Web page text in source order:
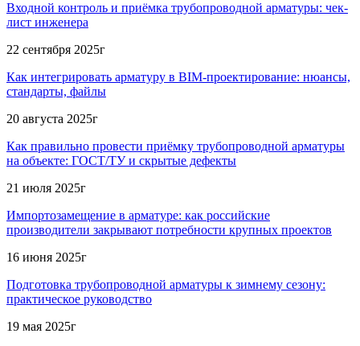
Входной контроль и приёмка трубопроводной арматуры: чек-
лист инженера
22 сентября 2025г
Как интегрировать арматуру в BIM-проектирование: нюансы,
стандарты, файлы
20 августа 2025г
Как правильно провести приёмку трубопроводной арматуры
на объекте: ГОСТ/ТУ и скрытые дефекты
21 июля 2025г
Импортозамещение в арматуре: как российские
производители закрывают потребности крупных проектов
16 июня 2025г
Подготовка трубопроводной арматуры к зимнему сезону:
практическое руководство
19 мая 2025г